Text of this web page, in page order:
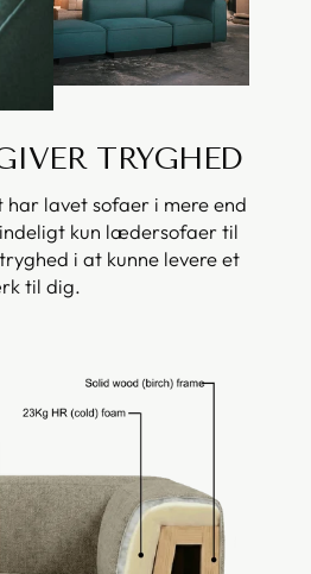
TRYGHED
har lavet sofaer i mere end
kun lædersofaer til
i at kunne levere et
til dig.